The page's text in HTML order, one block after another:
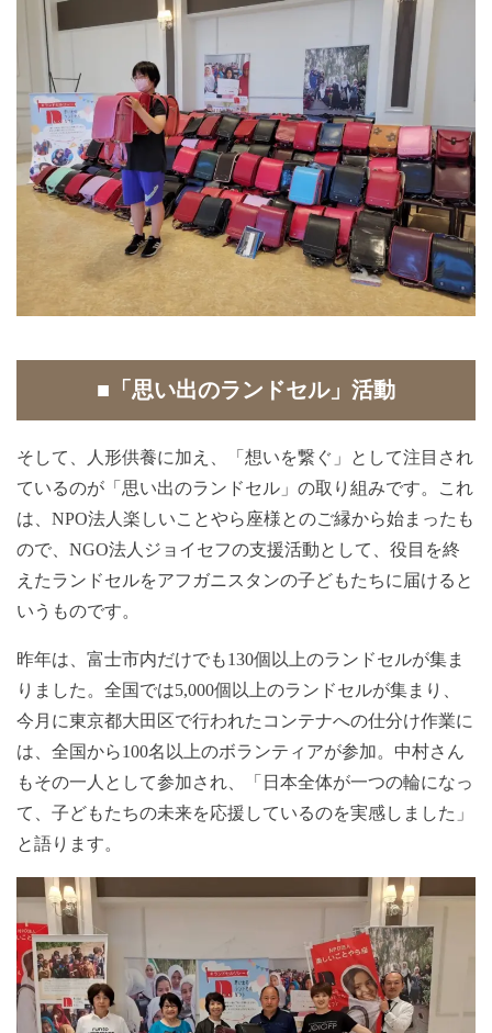
■「思い出のランドセル」活動
そして、人形供養に加え、「想いを繋ぐ」として注目され
ているのが「思い出のランドセル」の取り組みです。これ
は、NPO法人楽しいことやら座様とのご縁から始まったも
ので、NGO法人ジョイセフの支援活動として、役目を終
えたランドセルをアフガニスタンの子どもたちに届けると
いうものです。
昨年は、富士市内だけでも130個以上のランドセルが集ま
りました。全国では5,000個以上のランドセルが集まり、
今月に東京都大田区で行われたコンテナへの仕分け作業に
は、全国から100名以上のボランティアが参加。中村さん
もその一人として参加され、「日本全体が一つの輪になっ
て、子どもたちの未来を応援しているのを実感しました」
と語ります。